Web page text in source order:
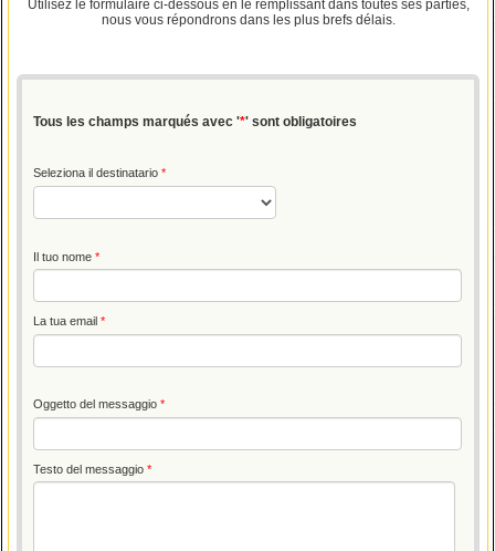
Utilisez le formulaire ci-dessous en le remplissant dans toutes ses parties,
nous vous répondrons dans les plus brefs délais.
Tous les champs marqués avec '*' sont obligatoires
Seleziona il destinatario
Il tuo nome
La tua email
Oggetto del messaggio
Testo del messaggio